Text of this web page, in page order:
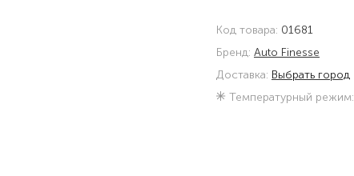
Код товара: 01681
Бренд: Auto Finesse
Доставка: Выбрать город
Температурный режим: